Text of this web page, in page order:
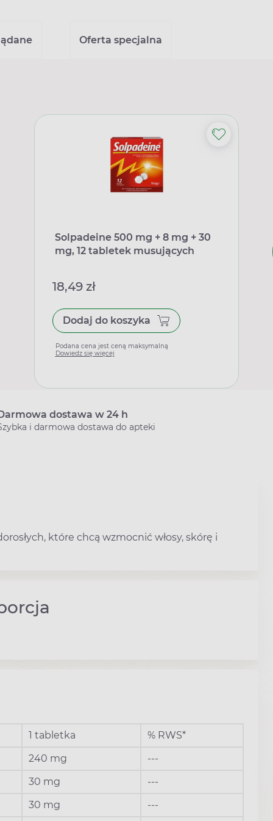
Oferta specjalna
Solpadeine 500 mg + 8 mg + 30
mg, 12 tabletek musujących
18,49 zł
Dodaj do koszyka
Podana cena jest ceną maksymalną
Dowiedz się więcej
dostawa w 24 h
i darmowa dostawa do apteki
które chcą wzmocnić włosy, skórę i
1 tabletka
% RWS*
240 mg
---
30 mg
---
30 mg
---